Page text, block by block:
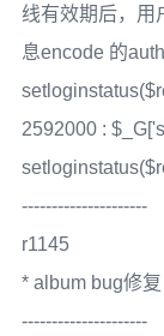
线有效期后，用
息encode 的
2592000 :
---------------------
r1145
* album bug修
---------------------